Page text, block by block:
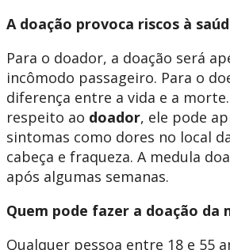
A doação provoca riscos à
Para o doador, a doação será
incômodo passageiro. Para o
diferença entre a vida e a
respeito ao doador, ele pode
sintomas como dores no local
cabeça e fraqueza. A medula
após algumas semanas.
Quem pode fazer a doação da
Qualquer pessoa entre 18 e 55